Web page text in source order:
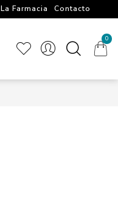
La Farmacia
Contacto
0